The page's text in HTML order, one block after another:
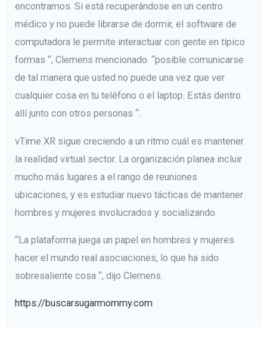
encontramos. Si está recuperándose en un centro
médico y no puede librarse de dormir, el software de
computadora le permite interactuar con gente en típico
formas “, Clemens mencionado. “posible comunicarse
de tal manera que usted no puede una vez que ver
cualquier cosa en tu teléfono o el laptop. Estás dentro
allí junto con otros personas “.
vTime XR sigue creciendo a un ritmo cuál es mantener
la realidad virtual sector. La organización planea incluir
mucho más lugares a el rango de reuniones
ubicaciones, y es estudiar nuevo tácticas de mantener
hombres y mujeres involucrados y socializando.
“La plataforma juega un papel en hombres y mujeres
hacer el mundo real asociaciones, lo que ha sido
sobresaliente cosa “, dijo Clemens.
https://buscarsugarmommy.com